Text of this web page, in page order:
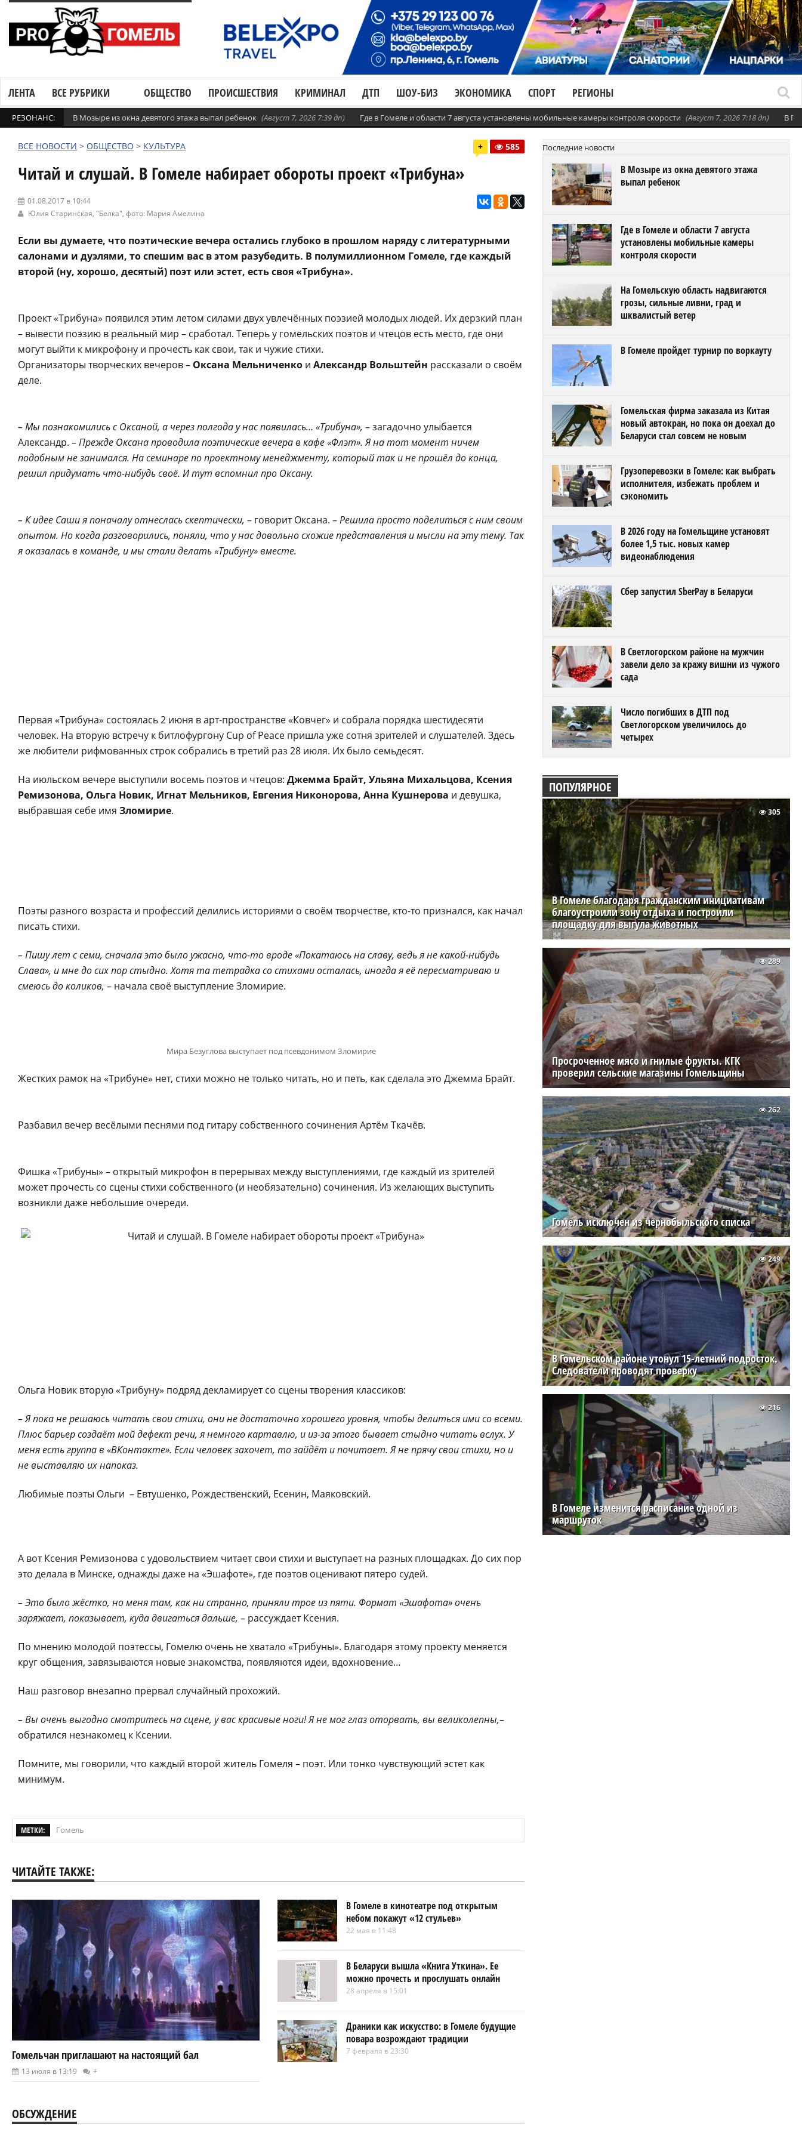
ЛЕНТА ВСЕ РУБРИКИ ОБЩЕСТВО ПРОИСШЕСТВИЯ КРИМИНАЛ ДТП ШОУ-БИЗ ЭКОНОМИКА СПОРТ РЕГИОНЫ
РЕЗОНАНС: В Мозыре из окна девятого этажа выпал ребенок (Август 7, 2026 7:39 дп) Где в Гомеле и области 7 августа установлены мобильные камеры контроля скорости (Август 7, 2026 7:18 дп) В
ВСЕ НОВОСТИ > ОБЩЕСТВО > КУЛЬТУРА + 585
Читай и слушай. В Гомеле набирает обороты проект «Трибуна»
01.08.2017 в 10:44
Юлия Старинская, "Белка", фото: Мария Амелина
Если вы думаете, что поэтические вечера остались глубоко в прошлом наряду с литературными
салонами и дуэлями, то спешим вас в этом разубедить. В полумиллионном Гомеле, где каждый
второй (ну, хорошо, десятый) поэт или эстет, есть своя «Трибуна».
Проект «Трибуна» появился этим летом силами двух увлечённых поэзией молодых людей. Их дерзкий план
– вывести поэзию в реальный мир – сработал. Теперь у гомельских поэтов и чтецов есть место, где они
могут выйти к микрофону и прочесть как свои, так и чужие стихи.
Организаторы творческих вечеров – Оксана Мельниченко и Александр Вольштейн рассказали о своём
деле.
– Мы познакомились с Оксаной, а через полгода у нас появилась… «Трибуна», – загадочно улыбается
Александр. – Прежде Оксана проводила поэтические вечера в кафе «Флэт». Я на тот момент ничем
подобным не занимался. На семинаре по проектному менеджменту, который так и не прошёл до конца,
решил придумать что-нибудь своё. И тут вспомнил про Оксану.
– К идее Саши я поначалу отнеслась скептически, – говорит Оксана. –Решила просто поделиться с ним своим
опытом. Но когда разговорились, поняли, что у нас довольно схожие представления и мысли на эту тему. Так
я оказалась в команде, и мы стали делать «Трибуну» вместе.
Первая «Трибуна» состоялась 2 июня в арт-пространстве «Ковчег» и собрала порядка шестидесяти
человек. На вторую встречу к битлофургону Cup of Peace пришла уже сотня зрителей и слушателей. Здесь
же любители рифмованных строк собрались в третий раз 28 июля. Их было семьдесят.
На июльском вечере выступили восемь поэтов и чтецов: Джемма Брайт, Ульяна Михальцова, Ксения
Ремизонова, Ольга Новик, Игнат Мельников, Евгения Никонорова, Анна Кушнерова и девушка,
выбравшая себе имя Зломирие.
Поэты разного возраста и профессий делились историями о своём творчестве, кто-то признался, как начал
писать стихи.
– Пишу лет с семи, сначала это было ужасно, что-то вроде «Покатаюсь на славу, ведь я не какой-нибудь
Слава», и мне до сих пор стыдно. Хотя та тетрадка со стихами осталась, иногда я её пересматриваю и
смеюсь до коликов, – начала своё выступление Зломирие.
Мира Безуглова выступает под псевдонимом Зломирие
Жестких рамок на «Трибуне» нет, стихи можно не только читать, но и петь, как сделала это Джемма Брайт.
Разбавил вечер весёлыми песнями под гитару собственного сочинения Артём Ткачёв.
Фишка «Трибуны» – открытый микрофон в перерывах между выступлениями, где каждый из зрителей
может прочесть со сцены стихи собственного (и необязательно) сочинения. Из желающих выступить
возникли даже небольшие очереди.
Ольга Новик вторую «Трибуну» подряд декламирует со сцены творения классиков:
– Я пока не решаюсь читать свои стихи, они не достаточно хорошего уровня, чтобы делиться ими со всеми.
Плюс барьер создаёт мой дефект речи, я немного картавлю, и из-за этого бывает стыдно читать вслух. У
меня есть группа в «ВКонтакте». Если человек захочет, то зайдёт и почитает. Я не прячу свои стихи, но и
не выставляю их напоказ.
Любимые поэты Ольги – Евтушенко, Рождественский, Есенин, Маяковский.
А вот Ксения Ремизонова с удовольствием читает свои стихи и выступает на разных площадках. До сих пор
это делала в Минске, однажды даже на «Эшафоте», где поэтов оценивают пятеро судей.
– Это было жёстко, но меня там, как ни странно, приняли трое из пяти. Формат «Эшафота» очень
заряжает, показывает, куда двигаться дальше, – рассуждает Ксения.
По мнению молодой поэтессы, Гомелю очень не хватало «Трибуны». Благодаря этому проекту меняется
круг общения, завязываются новые знакомства, появляются идеи, вдохновение…
Наш разговор внезапно прервал случайный прохожий.
– Вы очень выгодно смотритесь на сцене, у вас красивые ноги! Я не мог глаз оторвать, вы великолепны,–
обратился незнакомец к Ксении.
Помните, мы говорили, что каждый второй житель Гомеля – поэт. Или тонко чувствующий эстет как
минимум.
МЕТКИ: Гомель
ЧИТАЙТЕ ТАКЖЕ:
Гомельчан приглашают на настоящий бал
13 июля в 13:19 +
В Гомеле в кинотеатре под открытым
небом покажут «12 стульев»
22 мая в 11:48
В Беларуси вышла «Книга Уткина». Ее
можно прочесть и прослушать онлайн
28 апреля в 15:01
Драники как искусство: в Гомеле будущие
повара возрождают традиции
7 февраля в 23:30
ОБСУЖДЕНИЕ
Последние новости
В Мозыре из окна девятого этажа
выпал ребенок
Где в Гомеле и области 7 августа
установлены мобильные камеры
контроля скорости
На Гомельскую область надвигаются
грозы, сильные ливни, град и
шквалистый ветер
В Гомеле пройдет турнир по воркауту
Гомельская фирма заказала из Китая
новый автокран, но пока он доехал до
Беларуси стал совсем не новым
Грузоперевозки в Гомеле: как выбрать
исполнителя, избежать проблем и
сэкономить
В 2026 году на Гомельщине установят
более 1,5 тыс. новых камер
видеонаблюдения
Сбер запустил SberPay в Беларуси
В Светлогорском районе на мужчин
завели дело за кражу вишни из чужого
сада
Число погибших в ДТП под
Светлогорском увеличилось до
четырех
ПОПУЛЯРНОЕ
В Гомеле благодаря гражданским инициативам
благоустроили зону отдыха и построили
площадку для выгула животных
305
Просроченное мясо и гнилые фрукты. КГК
проверил сельские магазины Гомельщины
289
Гомель исключен из чернобыльского списка
262
В Гомельском районе утонул 15-летний подросток.
Следователи проводят проверку
249
В Гомеле изменится расписание одной из
маршруток
216